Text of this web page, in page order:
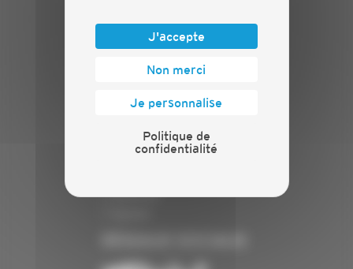
Politique de confidentialité
PRESSE
Communiqués de presse
Chiffres clés
Annoncer
J'accepte
Non merci
Je personnalise
Politique de
confidentialité